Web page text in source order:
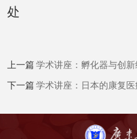
处
上一篇学术讲座：孵化器与创
下一篇学术讲座：日本的康复